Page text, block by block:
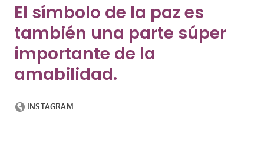
El símbolo de la paz es
también una parte súper
importante de la
amabilidad.